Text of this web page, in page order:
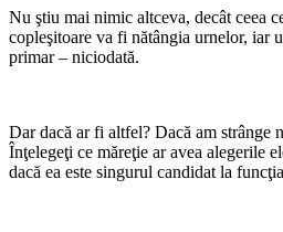
Nu ştiu mai nimic altceva, decât ceea
copleşitoare va fi nătângia urnelor, iar
primar – niciodată.
Dar dacă ar fi altfel? Dacă am
Înţelegeţi ce măreţie ar avea alegerile
dacă ea este singurul candidat la